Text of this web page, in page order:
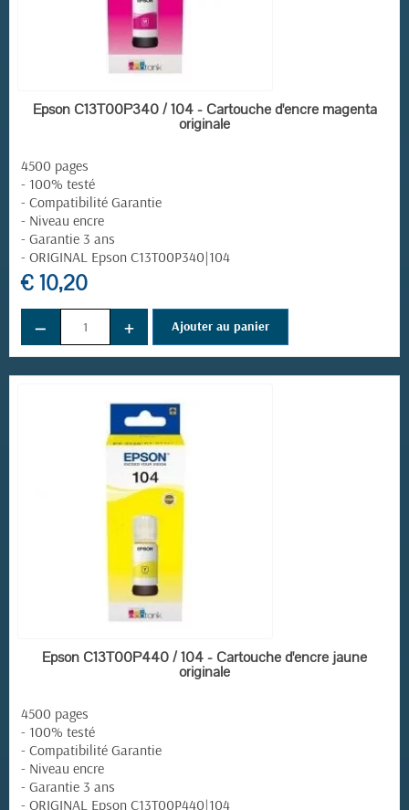
EN STOCK
Epson C13T00P340 / 104 - Cartouche d'encre magenta
originale
4500 pages
- 100% testé
- Compatibilité Garantie
- Niveau encre
- Garantie 3 ans
- ORIGINAL Epson C13T00P340|104
€ 10,20
− + Ajouter au panier
EN STOCK
Epson C13T00P440 / 104 - Cartouche d'encre jaune
originale
4500 pages
- 100% testé
- Compatibilité Garantie
- Niveau encre
- Garantie 3 ans
- ORIGINAL Epson C13T00P440|104